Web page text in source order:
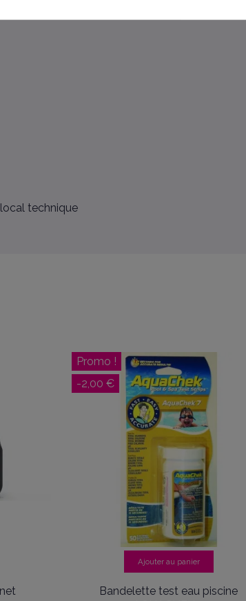
technique
Promo !
-2,00 €
Ajouter au panier
Bandelette test eau piscine